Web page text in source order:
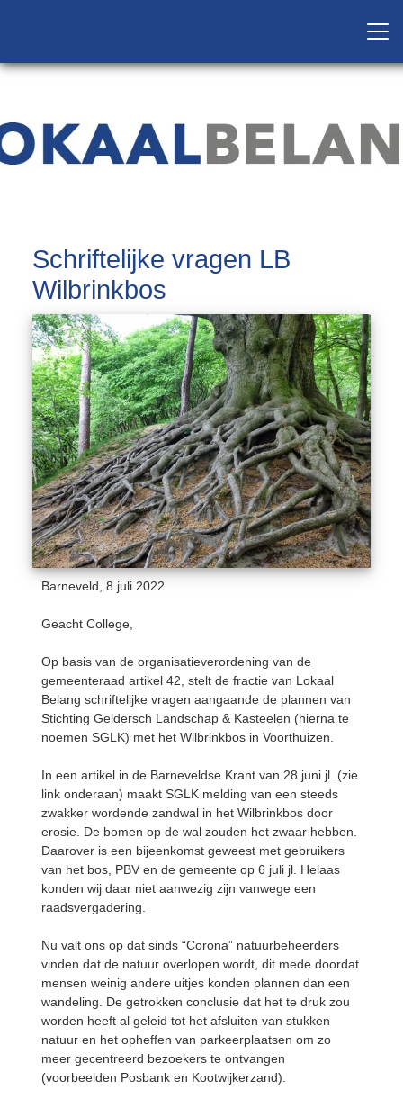
Schriftelijke vragen LB
Wilbrinkbos
Barneveld, 8 juli 2022
Geacht College,
Op basis van de organisatieverordening van de
gemeenteraad artikel 42, stelt de fractie van Lokaal
Belang schriftelijke vragen aangaande de plannen van
Stichting Geldersch Landschap & Kasteelen (hierna te
noemen SGLK) met het Wilbrinkbos in Voorthuizen.
In een artikel in de Barneveldse Krant van 28 juni jl. (zie
link onderaan) maakt SGLK melding van een steeds
zwakker wordende zandwal in het Wilbrinkbos door
erosie. De bomen op de wal zouden het zwaar hebben.
Daarover is een bijeenkomst geweest met gebruikers
van het bos, PBV en de gemeente op 6 juli jl. Helaas
konden wij daar niet aanwezig zijn vanwege een
raadsvergadering.
Nu valt ons op dat sinds “Corona” natuurbeheerders
vinden dat de natuur overlopen wordt, dit mede doordat
mensen weinig andere uitjes konden plannen dan een
wandeling. De getrokken conclusie dat het te druk zou
worden heeft al geleid tot het afsluiten van stukken
natuur en het opheffen van parkeerplaatsen om zo
meer gecentreerd bezoekers te ontvangen
(voorbeelden Posbank en Kootwijkerzand).